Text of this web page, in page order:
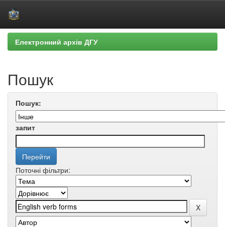
Skip
navigation
Електронний архів ДГУ
Пошук
Пошук:
запит
Поточні фільтри: